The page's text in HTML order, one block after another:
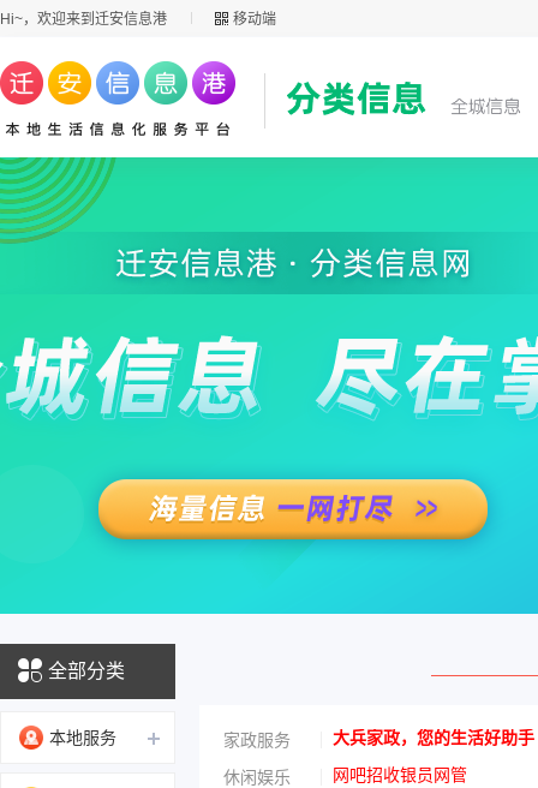
Hi~，欢迎来到迁安信息港 移动端
全部分类
本地服务 家政服务 大兵家政，您的生活好助手
休闲娱乐 网吧招收银员网管